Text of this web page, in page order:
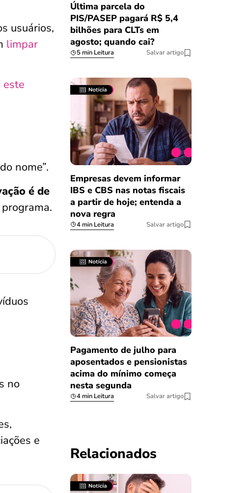
usuários,
limpar
este
nome”.
é de
no
e
Última parcela do
PIS/PASEP pagará R$ 5,4
bilhões para CLTs em
agosto; quando cai?
5 min Leitura Salvar artigo
Empresas devem informar
IBS e CBS nas notas fiscais
a partir de hoje; entenda a
nova regra
4 min Leitura Salvar artigo
Pagamento de julho para
aposentados e pensionistas
acima do mínimo começa
nesta segunda
4 min Leitura Salvar artigo
Relacionados